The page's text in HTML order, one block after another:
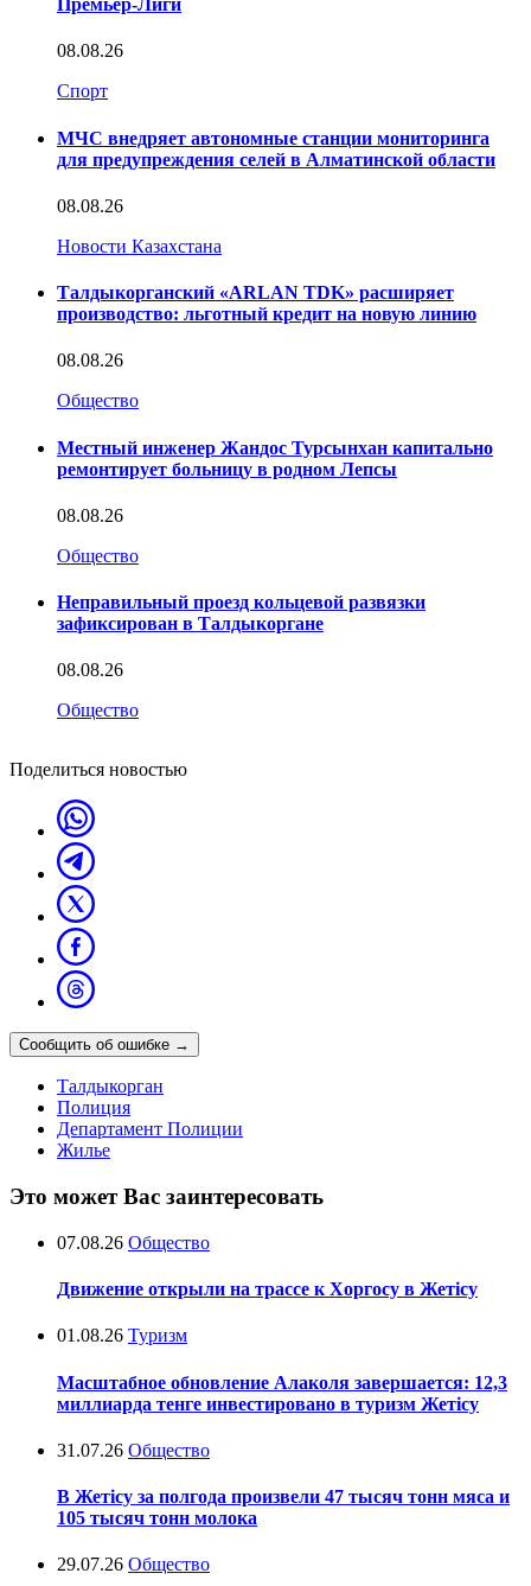
Премьер-Лиги
08.08.26
Спорт
МЧС внедряет автономные станции мониторинга
для предупреждения селей в Алматинской области
08.08.26
Новости Казахстана
Талдыкорганский «ARLAN TDK» расширяет
производство: льготный кредит на новую линию
08.08.26
Общество
Местный инженер Жандос Турсынхан капитально
ремонтирует больницу в родном Лепсы
08.08.26
Общество
Неправильный проезд кольцевой развязки
зафиксирован в Талдыкоргане
08.08.26
Общество
Поделиться новостью
Сообщить об ошибке →
Талдыкорган
Полиция
Департамент Полиции
Жилье
Это может Вас заинтересовать
07.08.26 Общество
Движение открыли на трассе к Хоргосу в Жетісу
01.08.26 Туризм
Масштабное обновление Алаколя завершается: 12,3
миллиарда тенге инвестировано в туризм Жетісу
31.07.26 Общество
В Жетісу за полгода произвели 47 тысяч тонн мяса и
105 тысяч тонн молока
29.07.26 Общество